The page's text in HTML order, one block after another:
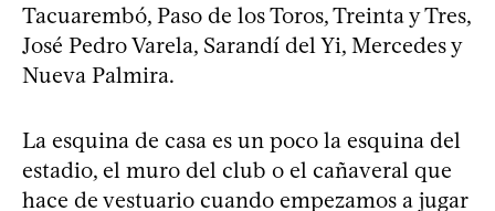
Tacuarembó, Paso de los Toros, Treinta y Tres,
José Pedro Varela, Sarandí del Yi, Mercedes y
Nueva Palmira.
La esquina de casa es un poco la esquina del
estadio, el muro del club o el cañaveral que
hace de vestuario cuando empezamos a jugar